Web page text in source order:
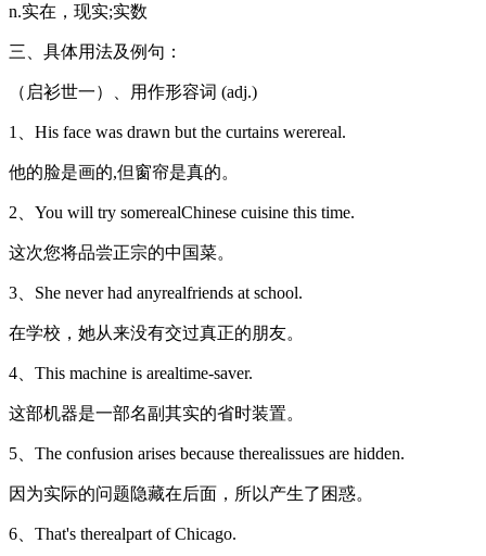
n.实在，现实;实数
三、具体用法及例句：
（启衫世一）、用作形容词 (adj.)
1、His face was drawn but the curtains werereal.
他的脸是画的,但窗帘是真的。
2、You will try somerealChinese cuisine this time.
这次您将品尝正宗的中国菜。
3、She never had anyrealfriends at school.
在学校，她从来没有交过真正的朋友。
4、This machine is arealtime-saver.
这部机器是一部名副其实的省时装置。
5、The confusion arises because therealissues are hidden.
因为实际的问题隐藏在后面，所以产生了困惑。
6、That's therealpart of Chicago.